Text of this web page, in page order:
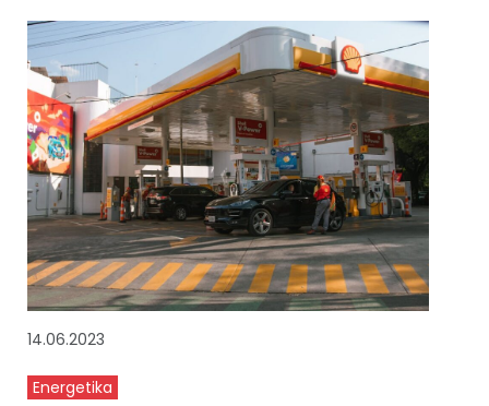
14.06.2023
Energetika